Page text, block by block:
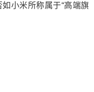
小米所称属于“高端旗